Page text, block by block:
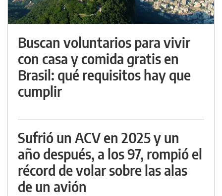
Buscan voluntarios para vivir
con casa y comida gratis en
Brasil: qué requisitos hay que
cumplir
Sufrió un ACV en 2025 y un
año después, a los 97, rompió el
récord de volar sobre las alas
de un avión